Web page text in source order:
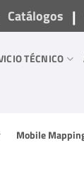
Catálogos |
TÉCNICO
Mobile